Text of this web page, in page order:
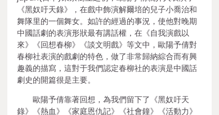
《黑奴吁天錄》，在戲中飾演解爾培的兒子小喬治和
舞隊里的一個舞女。如許的經過的事況，使他對晚期
中國話劇的表演形狀最有講話權，在《自我演戲以
來》《回想春柳》《談文明戲》等文中，歐陽予倩對
春柳社表演的戲劇的特色，做了非常歸納綜合而有興
趣義的描寫，這對于我們認定春柳社的表演是中國話
劇史的開篇很是主要。
歐陽予倩靠著回想，為我們留下了《黑奴吁天
錄》《熱血》《家庭恩仇記》《社會鐘》《活動力》